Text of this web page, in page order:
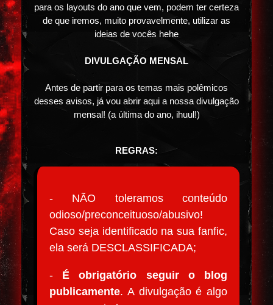
para os layouts do ano que vem, podem ter certeza
de que iremos, muito provavelmente, utilizar as
ideias de vocês hehe
DIVULGAÇÃO MENSAL
Antes de partir para os temas mais polêmicos
desses avisos, já vou abrir aqui a nossa divulgação
mensal! (a última do ano, ihuul!)
REGRAS:
- NÃO toleramos conteúdo
odioso/preconceituoso/abusivo!
Caso seja identificado na sua fanfic,
ela será DESCLASSIFICADA;
- É obrigatório seguir o blog
publicamente. A divulgação é algo